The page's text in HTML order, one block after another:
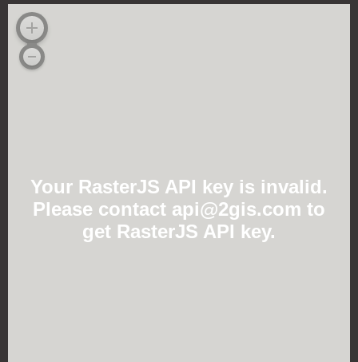
Your RasterJS API key is invalid.
Please contact api@2gis.com to
get RasterJS API key.